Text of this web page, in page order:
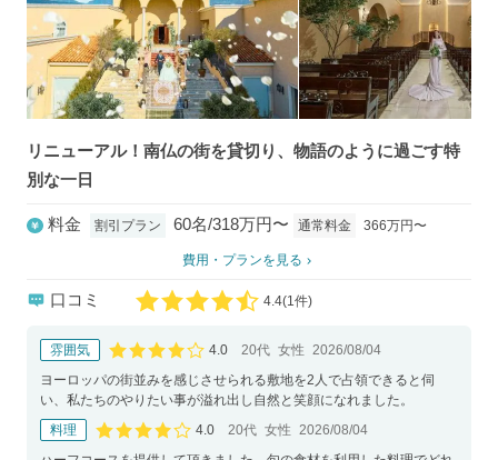
リニューアル！南仏の街を貸切り、物語のように過ごす特
別な一日
料金 割引プラン 60名/318万円〜 通常料金 366万円〜
費用・プランを見る
口コミ 口コミ評価
4.4(1件)
雰囲気
口コミ評価
4.0 20代 女性 2026/08/04
ヨーロッパの街並みを感じさせられる敷地を2人で占領できると伺
い、私たちのやりたい事が溢れ出し自然と笑顔になれました。
料理
口コミ評価
4.0 20代 女性 2026/08/04